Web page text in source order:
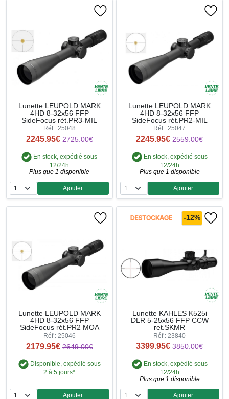
Lunette LEUPOLD MARK
4HD 8-32x56 FFP
SideFocus rét.PR3-MIL
Réf : 25048
2245.95€ 2725.00€
En stock, expédié sous
12/24h
Plus que 1 disponible
Quantité
Ajouter
Lunette LEUPOLD MARK
4HD 8-32x56 FFP
SideFocus rét.PR2-MIL
Réf : 25047
2245.95€ 2559.00€
En stock, expédié sous
12/24h
Plus que 1 disponible
Quantité
Ajouter
Lunette LEUPOLD MARK
4HD 8-32x56 FFP
SideFocus rét.PR2 MOA
Réf : 25046
2179.95€ 2649.00€
Disponible, expédié sous
2 à 5 jours*
Ajouter
-12%
Lunette KAHLES K525i
DLR 5-25x56 FFP CCW
ret.SKMR
Réf : 23840
3399.95€ 3850.00€
En stock, expédié sous
12/24h
Plus que 1 disponible
Ajouter